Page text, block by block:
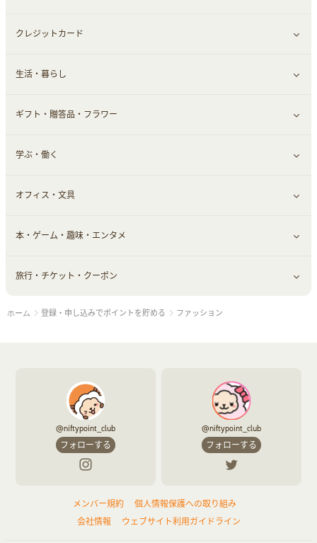
小物・かばん
スーツ・フォーマル
お酒
食材宅配
メイクアップ
ヘアケア
メンズ美容
美容・ダイエット用品
脱毛用品
美容食品
健康食品｜青汁・飲料
健康食品｜乳酸菌・ケフィア
健康食品｜その他
スポーツ・フィットネス
日用品・薬局・からだ
すべて見る
家電・パソコン・ソフトウェア
スマホ・携帯電話・SIM
クレジットカード
すべて見る
クレジットカード
生活・暮らし
すべて見る
車情報・カーシェア・レンタル
お役立ち
生活雑貨・家具インテリア
赤ちゃん・こども・マタニティ
ペット
ギフト・贈答品・フラワー
すべて見る
ギフト・贈答品
フラワー
学ぶ・働く
すべて見る
習い事・学習・学校
オフィス・文具
すべて見る
オフィス・文具
本・ゲーム・趣味・エンタメ
すべて見る
ゲーム・趣味
旅行・チケット・クーポン
すべて見る
チケット・クーポン・チラシ
ホーム 登録・申し込みでポイントを貯める ファッション
@niftypoint_club
フォローする
@niftypoint_club
フォローする
メンバー規約
個人情報保護への取り組み
会社情報
ウェブサイト利用ガイドライン